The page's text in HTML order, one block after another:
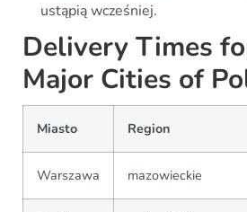
ustąpią wcześniej.
Delivery Times
Major Cities of
Miasto Region
Warszawa mazowieckie